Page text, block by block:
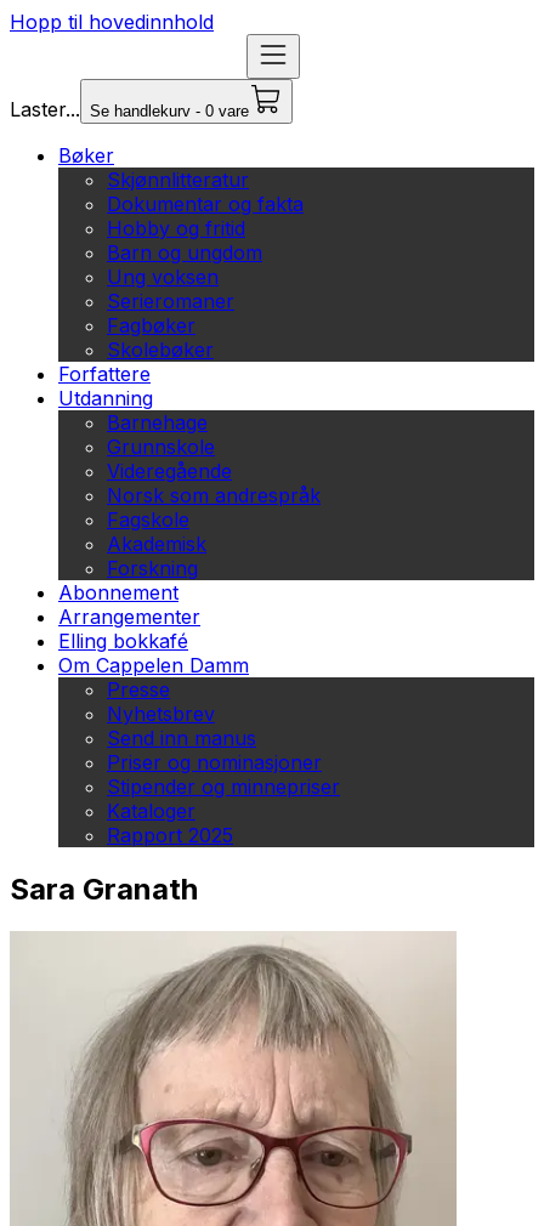
Hopp til hovedinnhold
Laster... Se handlekurv - 0 vare
Bøker
Skjønnlitteratur
Dokumentar og fakta
Hobby og fritid
Barn og ungdom
Ung voksen
Serieromaner
Fagbøker
Skolebøker
Forfattere
Utdanning
Barnehage
Grunnskole
Videregående
Norsk som andrespråk
Fagskole
Akademisk
Forskning
Abonnement
Arrangementer
Elling bokkafé
Om Cappelen Damm
Presse
Nyhetsbrev
Send inn manus
Priser og nominasjoner
Stipender og minnepriser
Kataloger
Rapport 2025
Sara Granath